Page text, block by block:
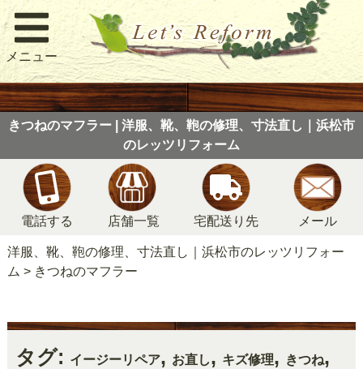
メニュー
きつねのマフラー | 洋服、靴、鞄の修理、寸法直し｜浜松市
のレッツリフォーム
電話する 店舗一覧 宅配送り先 メール
洋服、靴、鞄の修理、寸法直し｜浜松市のレッツリフォー
ム > きつねのマフラー
タグ: イージーリペア, お直し, キズ修理, きつね,